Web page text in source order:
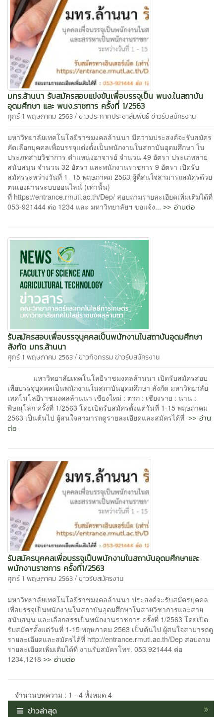
มทร.ล้านนา รับสมัครสอบแข่งขันเพื่อบรรจุเป็น พนง.ในสถาบัน
อุดมศึกษา และ พนง.ราชการ ครั้งที่ 1/2563
ศุกร์ 1 พฤษภาคม 2563 / ข่าวประกาศประชาสัมพันธ์ข่าวรับสมัครงาน
มหาวิทยาลัยเทคโนโลยีราชมงคลล้านนา มีความประสงค์จะรับสมัคร
คัดเลือกบุคคลเพื่อบรรจุแต่งตั้งเป็นพนักงานในสถาบันอุดมศึกษา ใน
ประภทสายวิชาการ ตำแหน่งอาจารย์ จำนวน 49 อัตรา ประเภทสาย
สนับสนุน จำนวน 32 อัตรา และพนักงานราชการ 9 อัตรา เปิดรับ
สมัครระหว่างวันที่ 1- 15 พฤษภาคม 2563 ผู้ที่สนใจสามารถสมัครด้วย
ตนเองผ่านระบบออนไลน์ (เท่านั้น)
ที่ https://entrance.rmutl.ac.th/Dep/ สอบถามรายละเอียดเพิ่มเติมได้ที่
053-921444 ต่อ 1234 และ มหาวิทยาลัยฯ ขอแจ้ง... >> อ่านต่อ
รับสมัครสอบเพื่อบรรจุบุคคลเป็นพนักงานในสถาบันอุดมศึกษา
สังกัด มทร.ล้านนา
ศุกร์ 1 พฤษภาคม 2563 / ข่าวกิจกรรมข่าวรับสมัครงาน
มหาวิทยาลัยเทคโนโลยีราชมงคลล้านนา เปิดรับสมัครสอบ
เพื่อบรรจุบุคคลเป็นพนักงานในสถาบันอุดมศึกษา สังกัด มหาวิทยาลัย
เทคโนโลยีราชมงคลล้านนา เชียงใหม่ : ตาก : เชียงราย : น่าน :
พิษณุโลก ครั้งที่ 1/2563 โดยเปิดรับสมัครตั้งแต่วันที่ 1-15 พฤษภาคม
2563 เป็นต้นไป ผู้สนใจสามารถดูรายละเอียดและสมัครได้ที่ >> อ่าน
ต่อ
รับสมัครบุคคลเพื่อบรรจุเป็นพนักงานในสถาบันอุดมศึกษาและ
พนักงานราชการ ครั้งที่1/2563
ศุกร์ 1 พฤษภาคม 2563 / ข่าวรับสมัครงาน
มหาวิทยาลัยเทคโนโลยีราชมงคลล้านนา ประสงค์จะรับสมัครบุคคล
เพื่อบรรจุเป็นพนักงานในสถาบันอุดมศึกษาในสายวิชาการและสาย
สนับสนุน และเลือกสรรเป็นพนักงานราชการ ครั้งที่ 1/2563 โดยเปิด
รับสมัครตั้งแต่วันที่ 1-15 พฤษภาคม 2563 เป็นต้นไป ผู้สนใจสามารถดู
รายละเอียดและสมัครได้ที่ http://entrance.rmutl.ac.th/Dep สอบถาม
รายละเอียดเพิ่มเติมได้ที่ งานรับสมัครโทร. 053 921444 ต่อ
1234,1218 >> อ่านต่อ
จำนวนบทความ : 1 - 4 ทั้งหมด 4
ข่าวล่าสุด